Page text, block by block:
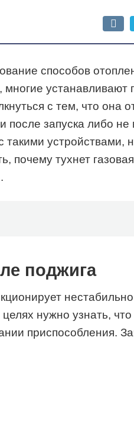
способов
устанавливают
с тем, что она
запуска либо не
устройствами,
почему тухнет
поджига
нужно узнать,
приспособления.